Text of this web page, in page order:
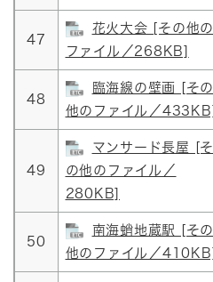
47
花火大会 [その他の
ファイル／268KB]
48
臨海線の壁画 [その
他のファイル／433KB]
49
マンサード長屋 [そ
の他のファイル／
280KB]
50
南海蛸地蔵駅 [その
他のファイル／410KB]